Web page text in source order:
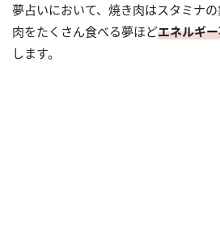
夢占いにおいて、焼き肉はスタミナ
肉をたくさん食べる夢ほどエネルギ
します。